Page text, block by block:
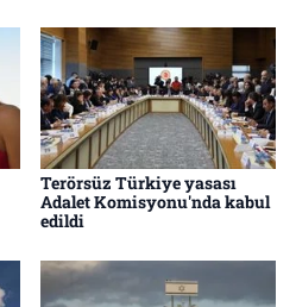
Terörsüz Türkiye yasası
Adalet Komisyonu'nda kabul
edildi